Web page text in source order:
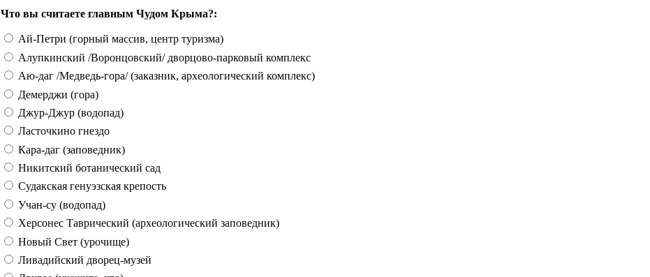
Что вы считаете главным Чудом Крыма?:
Ай-Петри (горный массив, центр туризма)
Алупкинский /Воронцовский/ дворцово-парковый комплекс
Аю-даг /Медведь-гора/ (заказник, археологический комплекс)
Демерджи (гора)
Джур-Джур (водопад)
Ласточкино гнездо
Кара-даг (заповедник)
Никитский ботанический сад
Судакская генуэзская крепость
Учан-су (водопад)
Херсонес Таврический (археологический заповедник)
Новый Свет (урочище)
Ливадийский дворец-музей